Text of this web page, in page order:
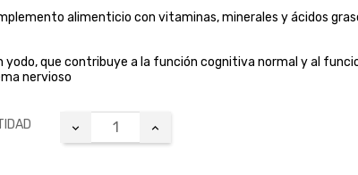
alimenticio con vitaminas, minerales y ácidos
yodo, que contribuye a la función cognitiva normal y al
nervioso